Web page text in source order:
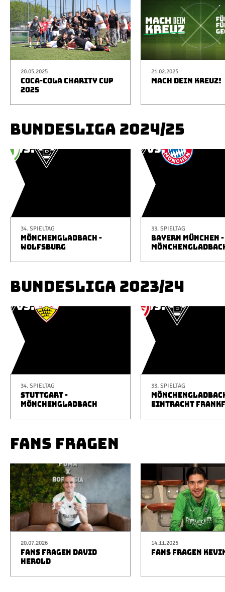
20.05.2025
COCA-COLA CHARITY CUP
2025
21.02.2025
MACH DEIN KREUZ!
BUNDESLIGA 2024/25
34. SPIELTAG
MÖNCHENGLADBACH -
WOLFSBURG
33. SPIELTAG
BAYERN MÜNCHEN -
BUNDESLIGA 2023/24
34. SPIELTAG
STUTTGART -
MÖNCHENGLADBACH
33. SPIELTAG
EINTRACHT
FANS FRAGEN
20.07.2026
FANS FRAGEN DAVID
HEROLD
14.11.2025
FANS FRAGEN